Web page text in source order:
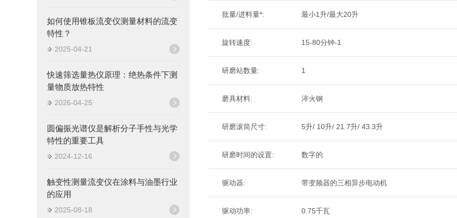
如何使用锥板流变仪测量材料的流变
特性？
2025-04-21
快速筛选量热仪原理：绝热条件下测
量物质放热特性
2026-04-25
圆偏振光谱仪是解析分子手性与光学
特性的重要工具
2024-12-16
触变性测量流变仪在涂料与油墨行业
的应用
2025-08-18
批量/进料量*: 最小1升/最大20升
旋转速度: 15-80分钟-1
研磨站数量: 1
磨具材料: 淬火钢
研磨滚筒尺寸: 5升/ 10升/ 21.7升/ 43.3升
研磨时间的设置: 数字的
驱动器: 带变频器的三相异步电动机
驱动功率: 0.75千瓦